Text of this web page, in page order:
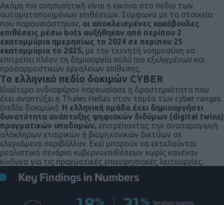
Ακόμη πιο ανησυχητική είναι η εικόνα στο πεδίο των
αυτοματοποιημένων επιθέσεων. Σύμφωνα με τα στοιχεία
που παρουσιάστηκαν, οι αποκλεισμένες κακόβουλες
επιθέσεις μέσω bots αυξήθηκαν από περίπου 2
εκατομμύρια ημερησίως το 2024 σε περίπου 25
εκατομμύρια το 2025, με την τεχνητή νοημοσύνη να
επιτρέπει πλέον τη δημιουργία πολύ πιο εξελιγμένων και
προσαρμοστικών εργαλείων επίθεσης.
Το ελληνικό πεδίο δοκιμών CYBER
Ιδιαίτερο ενδιαφέρον παρουσίασε η δραστηριότητα που
έχει αναπτύξει η Thales Hellas στον τομέα των cyber ranges
(πεδία δοκιμών). Η ελληνική ομάδα έχει δημιουργήσει
δυνατότητα ανάπτυξης ψηφιακών διδύμων (digital twins)
πραγματικών υποδομών, επιτρέποντας την αναπαραγωγή
ολόκληρων εταιρικών ή βιομηχανικών δικτύων σε
ελεγχόμενο περιβάλλον. Εκεί μπορούν να εκτελούνται
ρεαλιστικά σενάρια κυβερνοεπιθέσεων χωρίς κανέναν
κίνδυνο για τις πραγματικές επιχειρησιακές λειτουργίες.